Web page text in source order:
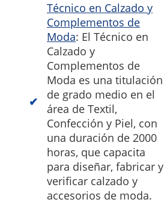
Técnico en Calzado y
Complementos de
Moda: El Técnico en
Calzado y
Complementos de
Moda es una titulación
de grado medio en el
área de Textil,
Confección y Piel, con
una duración de 2000
horas, que capacita
para diseñar, fabricar y
verificar calzado y
accesorios de moda.